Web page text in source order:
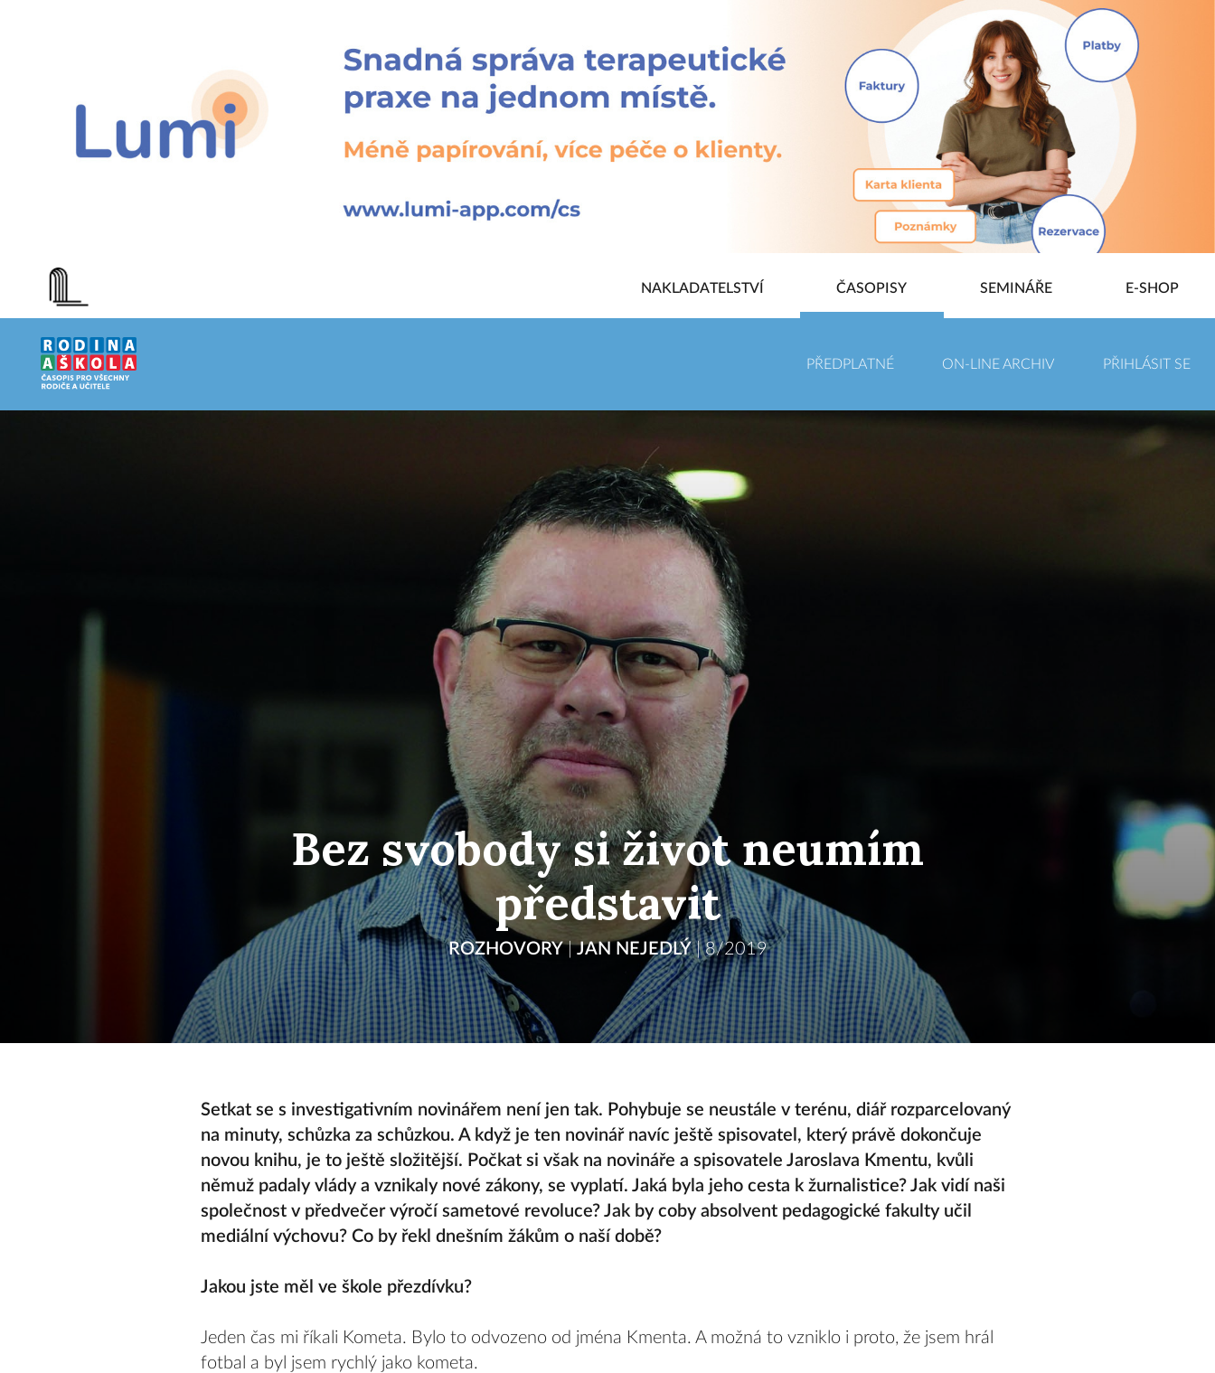
NAKLADATELSTVÍ ČASOPISY SEMINÁŘE E-SHOP
PŘEDPLATNÉ ON-LINE ARCHIV PŘIHLÁSIT SE
Bez svobody si život neumím
představit
ROZHOVORY|JAN NEJEDLÝ|8/2019
Setkat se s investigativním novinářem není jen tak. Pohybuje se neustále v terénu, diář rozparcelovaný
na minuty, schůzka za schůzkou. A když je ten novinář navíc ještě spisovatel, který právě dokončuje
novou knihu, je to ještě složitější. Počkat si však na novináře a spisovatele Jaroslava Kmentu, kvůli
němuž padaly vlády a vznikaly nové zákony, se vyplatí. Jaká byla jeho cesta k žurnalistice? Jak vidí naši
společnost v předvečer výročí sametové revoluce? Jak by coby absolvent pedagogické fakulty učil
mediální výchovu? Co by řekl dnešním žákům o naší době?
Jakou jste měl ve škole přezdívku?
Jeden čas mi říkali Kometa. Bylo to odvozeno od jména Kmenta. A možná to vzniklo i proto, že jsem hrál
fotbal a byl jsem rychlý jako kometa.